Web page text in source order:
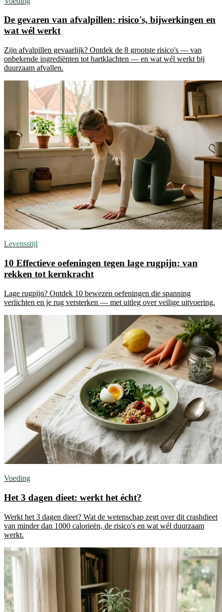
De gevaren van afvalpillen: risico's, bijwerkingen en
wat wél werkt
Zijn afvalpillen gevaarlijk? Ontdek de 8 grootste risico's — van
onbekende ingrediënten tot hartklachten — en wat wél werkt bij
duurzaam afvallen.
Levensstijl
10 Effectieve oefeningen tegen lage rugpijn: van
rekken tot kernkracht
Lage rugpijn? Ontdek 10 bewezen oefeningen die spanning
verlichten en je rug versterken — met uitleg over veilige uitvoering.
Voeding
Het 3 dagen dieet: werkt het écht?
Werkt het 3 dagen dieet? Wat de wetenschap zegt over dit crashdieet
van minder dan 1000 calorieën, de risico's en wat wél duurzaam
werkt.